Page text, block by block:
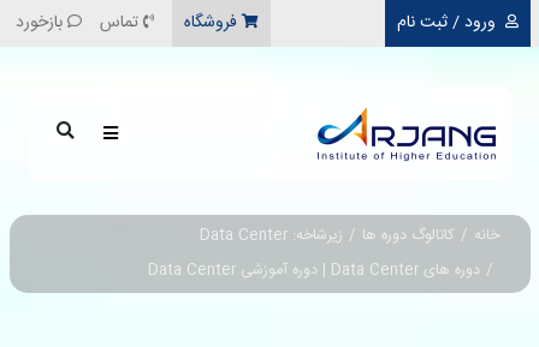
رفتن به محتوای اصلی ورود / ثبت نام فروشگاه تماس بازخورد
خانه کاتالوگ دوره ها
زیرشاخه: Data Center
دوره های Data Center | دوره آموزشی Data Center